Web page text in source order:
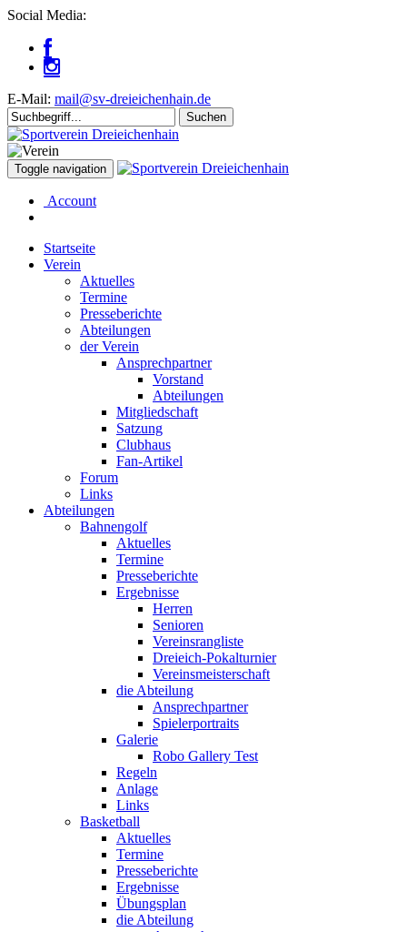
Social Media:
E-Mail: mail@sv-dreieichenhain.de
Toggle navigation
Account
Startseite
Verein
Aktuelles
Termine
Presseberichte
Abteilungen
der Verein
Ansprechpartner
Vorstand
Abteilungen
Mitgliedschaft
Satzung
Clubhaus
Fan-Artikel
Forum
Links
Abteilungen
Bahnengolf
Aktuelles
Termine
Presseberichte
Ergebnisse
Herren
Senioren
Vereinsrangliste
Dreieich-Pokalturnier
Vereinsmeisterschaft
die Abteilung
Ansprechpartner
Spielerportraits
Galerie
Robo Gallery Test
Regeln
Anlage
Links
Basketball
Aktuelles
Termine
Presseberichte
Ergebnisse
Übungsplan
die Abteilung